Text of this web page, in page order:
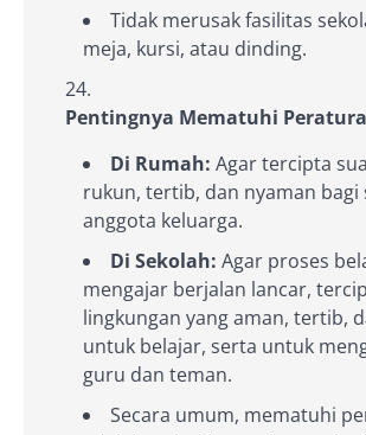
Tidak merusak fasilitas
meja, kursi, atau dinding.
Pentingnya Mematuhi
Di Rumah: Agar tercipta
rukun, tertib, dan nyaman bagi
anggota keluarga.
Di Sekolah: Agar proses
mengajar berjalan lancar,
lingkungan yang aman, tertib,
untuk belajar, serta untuk
guru dan teman.
Secara umum, mematuhi